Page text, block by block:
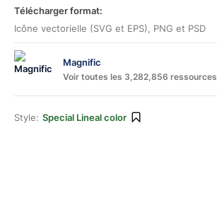
Télécharger format:
Icône vectorielle (SVG et EPS), PNG et PSD
Magnific
Voir toutes les 3,282,856 ressources
Style: Special Lineal color